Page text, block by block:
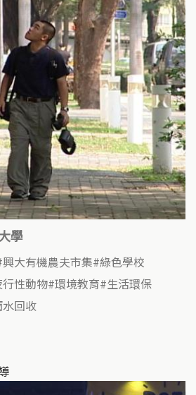
學
興大有機農夫市集 綠色學校
性動物 環境教育 生活環保
水回收